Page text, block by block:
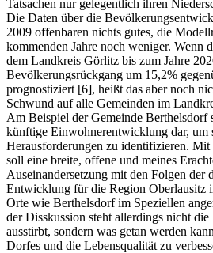
Tatsachen nur gelegentlich ihren
Die Daten über die
2009 offenbaren nichts gutes, die
kommenden Jahre noch weniger. Wenn
dem Landkreis Görlitz bis zum Jahre
Bevölkerungsrückgang um 15,2%
prognostiziert [6], heißt das aber noch
Schwund auf alle Gemeinden im
Am Beispiel der Gemeinde Berthelsdorf
künftige Einwohnerentwicklung dar, um
Herausforderungen zu identifizieren.
soll eine breite, offene und meines
Auseinandersetzung mit den Folgen der
Entwicklung für die Region Oberlausitz
Orte wie Berthelsdorf im Speziellen
der Disskussion steht allerdings nicht
ausstirbt, sondern was getan werden
Dorfes und die Lebensqualität zu